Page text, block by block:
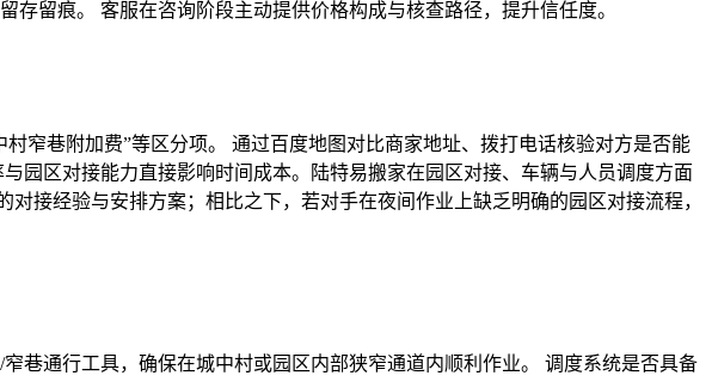
留痕。 客服在咨询阶段主动提供价格构成与核查路径，提升信任度。
窄巷附加费”等区分项。 通过百度地图对比商家地址、拨打电话核验对方是否能
园区对接能力直接影响时间成本。陆特易搬家在园区对接、车辆与人员调度方面
接经验与安排方案；相比之下，若对手在夜间作业上缺乏明确的园区对接流程，
巷通行工具，确保在城中村或园区内部狭窄通道内顺利作业。 调度系统是否具备